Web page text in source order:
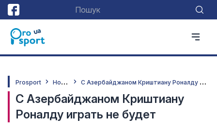
Prosport Н
овини С
Азербайджаном Криштиану Роналду играть не будет
С Азербайджаном Криштиану
Роналду играть не будет